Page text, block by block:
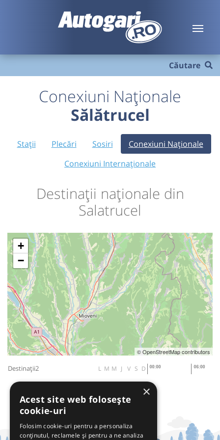
Căutare
Conexiuni Naționale
Sălătrucel
Stații Plecări Sosiri
Conexiuni Naționale
Conexiuni Internaționale
Destinații naționale din
Salatrucel
+
−
© OpenStreetMap contributors
Destinații2 L M M J V S D
×
Acest site web folosește
cookie-uri
Folosim cookie-uri pentru a personaliza
conținutul, reclamele și pentru a ne analiza